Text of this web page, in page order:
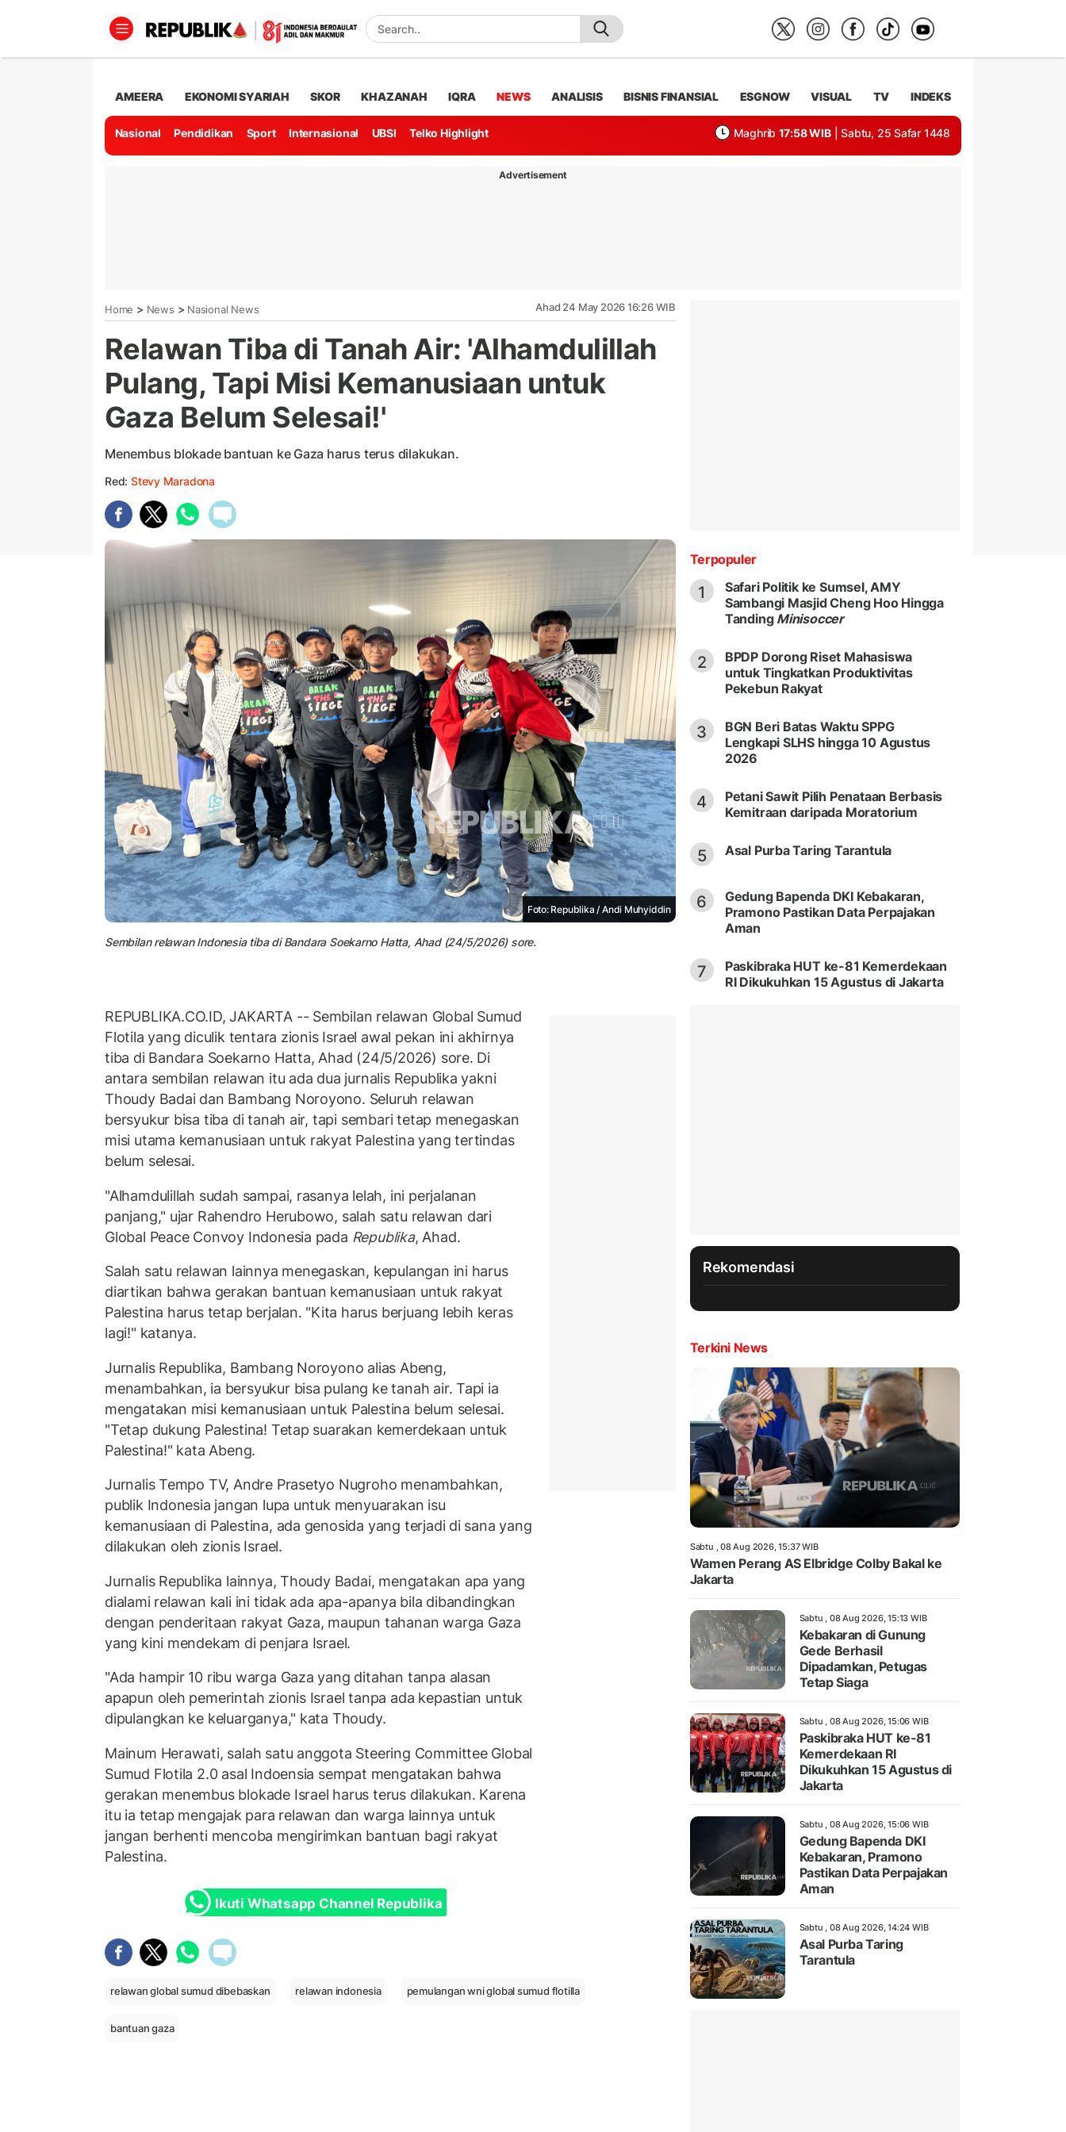
AMEERA EKONOMI SYARIAH SKOR KHAZANAH IQRA NEWS ANALISIS BISNIS FINANSIAL ESGNOW VISUAL TV INDEKS
Nasional Pendidikan Sport Internasional UBSI Telko Highlight Maghrib 17:58 WIB | Sabtu, 25 Safar 1448
Advertisement
Home > News > Nasional News Ahad 24 May 2026 16:26 WIB
Relawan Tiba di Tanah Air: 'Alhamdulillah
Pulang, Tapi Misi Kemanusiaan untuk
Gaza Belum Selesai!'
Menembus blokade bantuan ke Gaza harus terus dilakukan.
Red: Stevy Maradona
Foto: Republika / Andi Muhyiddin
Sembilan relawan Indonesia tiba di Bandara Soekarno Hatta, Ahad (24/5/2026) sore.
REPUBLIKA.CO.ID, JAKARTA -- Sembilan relawan Global Sumud
Flotila yang diculik tentara zionis Israel awal pekan ini akhirnya
tiba di Bandara Soekarno Hatta, Ahad (24/5/2026) sore. Di
antara sembilan relawan itu ada dua jurnalis Republika yakni
Thoudy Badai dan Bambang Noroyono. Seluruh relawan
bersyukur bisa tiba di tanah air, tapi sembari tetap menegaskan
misi utama kemanusiaan untuk rakyat Palestina yang tertindas
belum selesai.
"Alhamdulillah sudah sampai, rasanya lelah, ini perjalanan
panjang," ujar Rahendro Herubowo, salah satu relawan dari
Global Peace Convoy Indonesia pada Republika, Ahad.
Salah satu relawan lainnya menegaskan, kepulangan ini harus
diartikan bahwa gerakan bantuan kemanusiaan untuk rakyat
Palestina harus tetap berjalan. "Kita harus berjuang lebih keras
lagi!" katanya.
Jurnalis Republika, Bambang Noroyono alias Abeng,
menambahkan, ia bersyukur bisa pulang ke tanah air. Tapi ia
mengatakan misi kemanusiaan untuk Palestina belum selesai.
"Tetap dukung Palestina! Tetap suarakan kemerdekaan untuk
Palestina!" kata Abeng.
Jurnalis Tempo TV, Andre Prasetyo Nugroho menambahkan,
publik Indonesia jangan lupa untuk menyuarakan isu
kemanusiaan di Palestina, ada genosida yang terjadi di sana yang
dilakukan oleh zionis Israel.
Jurnalis Republika lainnya, Thoudy Badai, mengatakan apa yang
dialami relawan kali ini tidak ada apa-apanya bila dibandingkan
dengan penderitaan rakyat Gaza, maupun tahanan warga Gaza
yang kini mendekam di penjara Israel.
"Ada hampir 10 ribu warga Gaza yang ditahan tanpa alasan
apapun oleh pemerintah zionis Israel tanpa ada kepastian untuk
dipulangkan ke keluarganya," kata Thoudy.
Mainum Herawati, salah satu anggota Steering Committee Global
Sumud Flotila 2.0 asal Indoensia sempat mengatakan bahwa
gerakan menembus blokade Israel harus terus dilakukan. Karena
itu ia tetap mengajak para relawan dan warga lainnya untuk
jangan berhenti mencoba mengirimkan bantuan bagi rakyat
Palestina.
Ikuti Whatsapp Channel Republika
relawan global sumud dibebaskan relawan indonesia pemulangan wni global sumud flotilla
bantuan gaza
Terpopuler
1
Safari Politik ke Sumsel, AMY
Sambangi Masjid Cheng Hoo Hingga
Tanding Minisoccer
2
BPDP Dorong Riset Mahasiswa
untuk Tingkatkan Produktivitas
Pekebun Rakyat
3
BGN Beri Batas Waktu SPPG
Lengkapi SLHS hingga 10 Agustus
2026
4
Petani Sawit Pilih Penataan Berbasis
Kemitraan daripada Moratorium
5 Asal Purba Taring Tarantula
6
Gedung Bapenda DKI Kebakaran,
Pramono Pastikan Data Perpajakan
Aman
7
Paskibraka HUT ke-81 Kemerdekaan
RI Dikukuhkan 15 Agustus di Jakarta
Rekomendasi
Terkini News
Sabtu , 08 Aug 2026, 15:37 WIB
Wamen Perang AS Elbridge Colby Bakal ke
Jakarta
Sabtu , 08 Aug 2026, 15:13 WIB
Kebakaran di Gunung
Gede Berhasil
Dipadamkan, Petugas
Tetap Siaga
Sabtu , 08 Aug 2026, 15:06 WIB
Paskibraka HUT ke-81
Kemerdekaan RI
Dikukuhkan 15 Agustus di
Jakarta
Sabtu , 08 Aug 2026, 15:06 WIB
Gedung Bapenda DKI
Kebakaran, Pramono
Pastikan Data Perpajakan
Aman
Sabtu , 08 Aug 2026, 14:24 WIB
Asal Purba Taring
Tarantula